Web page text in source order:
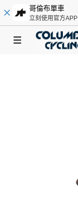
哥倫布單車
立刻使用官方APP